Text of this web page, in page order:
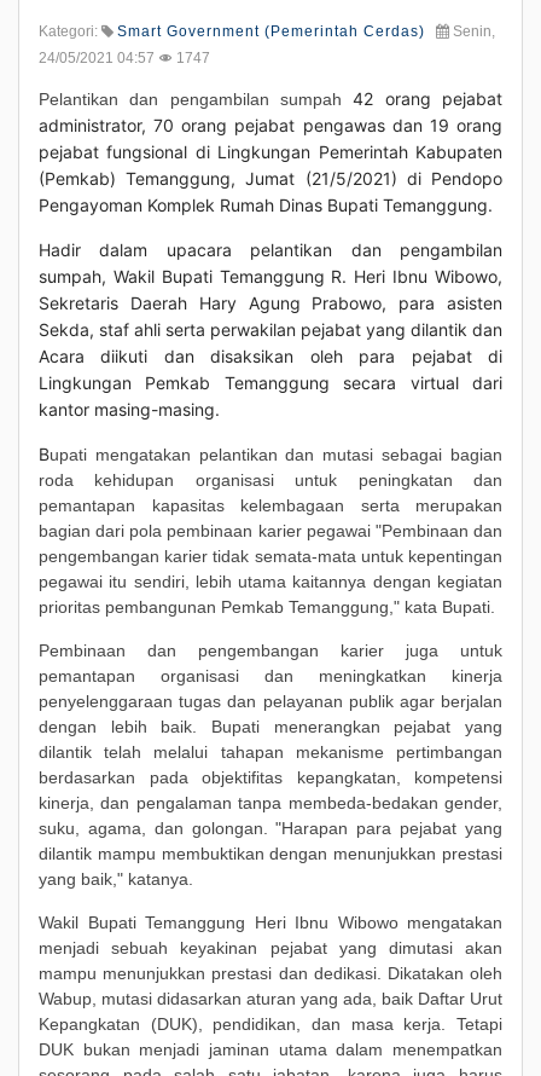
Kategori: Smart Government (Pemerintah Cerdas)
Senin,
24/05/2021 04:57
1747
Pelantikan dan pengambilan sumpah42 orang pejabat
administrator, 70 orang pejabat pengawas dan 19 orang
pejabat fungsional di Lingkungan Pemerintah Kabupaten
(Pemkab) Temanggung, Jumat (21/5/2021) di Pendopo
Pengayoman Komplek Rumah Dinas Bupati Temanggung.
Hadir dalam upacara pelantikan dan pengambilan
sumpah, Wakil Bupati Temanggung R. Heri Ibnu Wibowo,
Sekretaris Daerah Hary Agung Prabowo, para asisten
Sekda, staf ahli serta perwakilan pejabat yang dilantik dan
Acara diikuti dan disaksikan oleh para pejabat di
Lingkungan Pemkab Temanggung secara virtual dari
kantor masing-masing.
Bupati mengatakan pelantikan dan mutasi sebagai bagian
roda kehidupan organisasi untuk peningkatan dan
pemantapan kapasitas kelembagaan serta merupakan
bagian dari pola pembinaan karier pegawai "Pembinaan dan
pengembangan karier tidak semata-mata untuk kepentingan
pegawai itu sendiri, lebih utama kaitannya dengan kegiatan
prioritas pembangunan Pemkab Temanggung," kata Bupati.
Pembinaan dan pengembangan karier juga untuk
pemantapan organisasi dan meningkatkan kinerja
penyelenggaraan tugas dan pelayanan publik agar berjalan
dengan lebih baik. Bupati menerangkan pejabat yang
dilantik telah melalui tahapan mekanisme pertimbangan
berdasarkan pada objektifitas kepangkatan, kompetensi
kinerja, dan pengalaman tanpa membeda-bedakan gender,
suku, agama, dan golongan. "Harapan para pejabat yang
dilantik mampu membuktikan dengan menunjukkan prestasi
yang baik," katanya.
Wakil Bupati Temanggung Heri Ibnu Wibowo mengatakan
menjadi sebuah keyakinan pejabat yang dimutasi akan
mampu menunjukkan prestasi dan dedikasi. Dikatakan oleh
Wabup, mutasi didasarkan aturan yang ada, baik Daftar Urut
Kepangkatan (DUK), pendidikan, dan masa kerja. Tetapi
DUK bukan menjadi jaminan utama dalam menempatkan